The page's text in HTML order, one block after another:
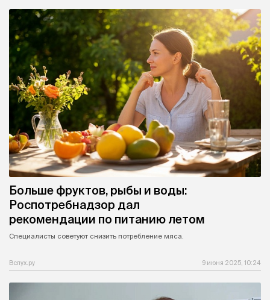
Больше фруктов, рыбы и воды:
Роспотребнадзор дал
рекомендации по питанию летом
Специалисты советуют снизить потребление мяса.
Вслух.ру 9 июня 2025, 10:24